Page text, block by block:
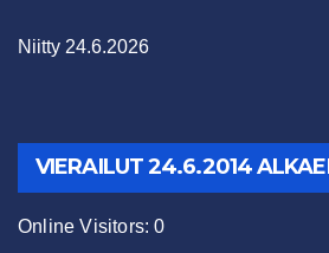
Niitty 24.6.2026
VIERAILUT 24.6.2014
Online Visitors:0